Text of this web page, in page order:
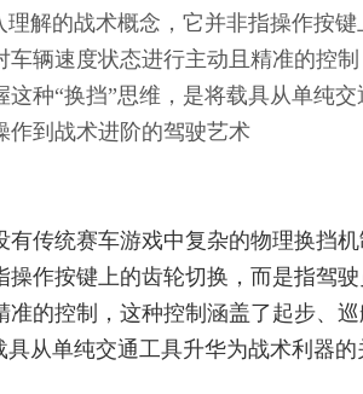
解的战术概念，它并非指操作按
车辆速度状态进行主动且精准的控
种“换挡”思维，是将载具从单纯
作到战术进阶的驾驶艺术
传统赛车游戏中复杂的物理换挡
作按键上的齿轮切换，而是指驾
的控制，这种控制涵盖了起步、
从单纯交通工具升华为战术利器的